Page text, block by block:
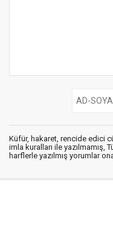
Küfür, hakaret, rencide edici
imla kuralları ile yazılmamış,
harflerle yazılmış yorumlar